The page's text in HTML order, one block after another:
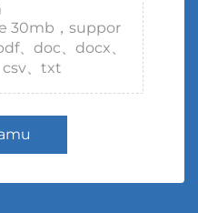
30mb，suppor
、doc、docx、
csv、txt